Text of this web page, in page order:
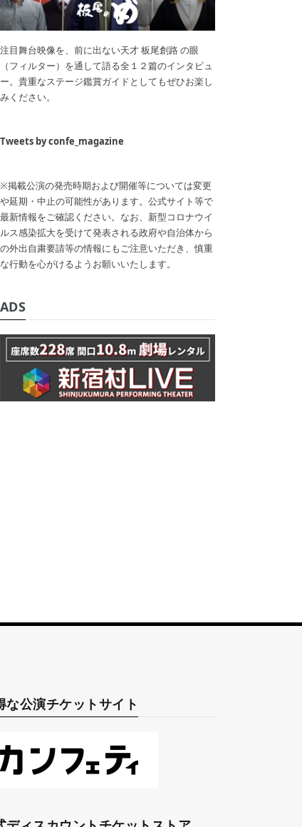
注目舞台映像を、前に出ない天才 板尾創路 の眼
（フィルター）を通して語る全１２篇のインタビュ
ー。貴重なステージ鑑賞ガイドとしてもぜひお楽し
みください。
Tweets by confe_magazine
※掲載公演の発売時期および開催等については変更
や延期・中止の可能性があります。公式サイト等で
最新情報をご確認ください。なお、新型コロナウイ
ルス感染拡大を受けて発表される政府や自治体から
の外出自粛要請等の情報にもご注意いただき、慎重
な行動を心がけるようお願いいたします。
ADS
な公演チケットサイト